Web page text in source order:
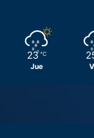
23 ℃
Jue